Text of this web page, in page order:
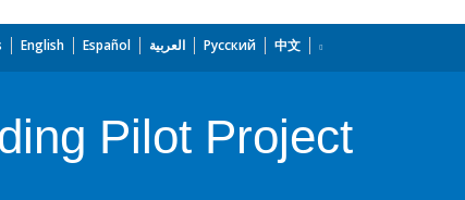
English Español العربية Русский 中文
Pilot Project